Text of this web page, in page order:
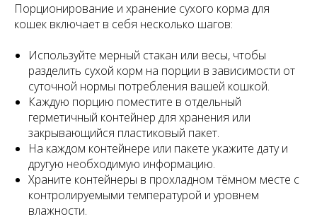
Порционирование и хранение сухого корма для
кошек включает в себя несколько шагов:
Используйте мерный стакан или весы, чтобы
разделить сухой корм на порции в зависимости от
суточной нормы потребления вашей кошкой.
Каждую порцию поместите в отдельный
герметичный контейнер для хранения или
закрывающийся пластиковый пакет.
На каждом контейнере или пакете укажите дату и
другую необходимую информацию.
Храните контейнеры в прохладном тёмном месте с
контролируемыми температурой и уровнем
влажности.